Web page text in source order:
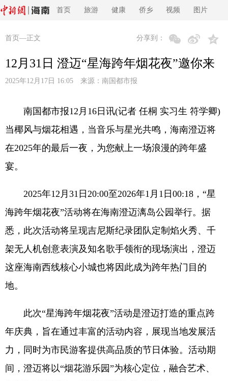
首页 旅游 健康 侨乡 视频 图片
首页 —正文 分享到：
12月31日 澄迈“星海跨年烟花夜”邀你来
2025年12月17日 16:05 来源： 南国都市报
南国都市报12月16日讯(记者 任桐 实习生 符学卿)
当椰风与烟花相遇，当音乐与星光共鸣，海南澄迈将
在2025年的最后一夜，为您献上一场浪漫的跨年盛
宴。
2025年12月31日20:00至2026年1月1日00:18，“星
海跨年烟花夜”活动将在海南澄迈漓岛公园举行。据
悉，此次活动将呈现吉尼斯纪录团队定制焰火秀、千
架无人机创意表演及知名歌手领衔的现场演出，澄迈
这座海南西线核心小城也将因此成为跨年热门目的
地。
此次“星海跨年烟花夜”活动是澄迈打造的重点跨
年庆典，旨在通过丰富的活动内容，展现当地发展活
力，同时为市民游客提供高品质的节日体验。活动期
间，澄迈将以“烟花游乐园”为核心定位，融合艺术、